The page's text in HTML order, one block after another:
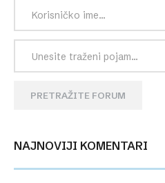
PRETRAŽITE FORUM
NAJNOVIJI KOMENTARI